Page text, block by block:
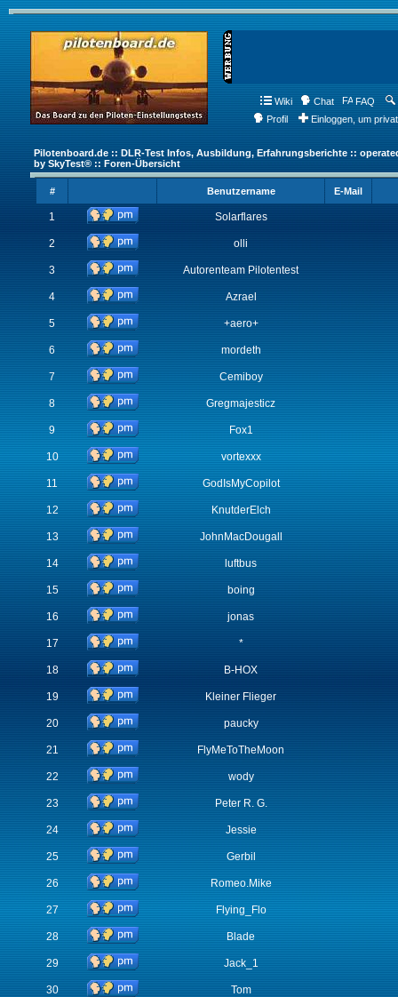
Wiki Chat FAQ
Profil
Einloggen, um
Pilotenboard.de :: DLR-Test Infos, Ausbildung, Erfahrungsberichte ::
by SkyTest® :: Foren-Übersicht
# Benutzername E-Mail
1 Solarflares
2 olli
3 Autorenteam Pilotentest
4 Azrael
5 +aero+
6 mordeth
7 Cemiboy
8 Gregmajesticz
9 Fox1
10 vortexxx
11 GodIsMyCopilot
12 KnutderElch
13 JohnMacDougall
14 luftbus
15 boing
16 jonas
17 *
18 B-HOX
19 Kleiner Flieger
20 paucky
21 FlyMeToTheMoon
22 wody
23 Peter R. G.
24 Jessie
25 Gerbil
26 Romeo.Mike
27 Flying_Flo
28 Blade
29 Jack_1
30 Tom